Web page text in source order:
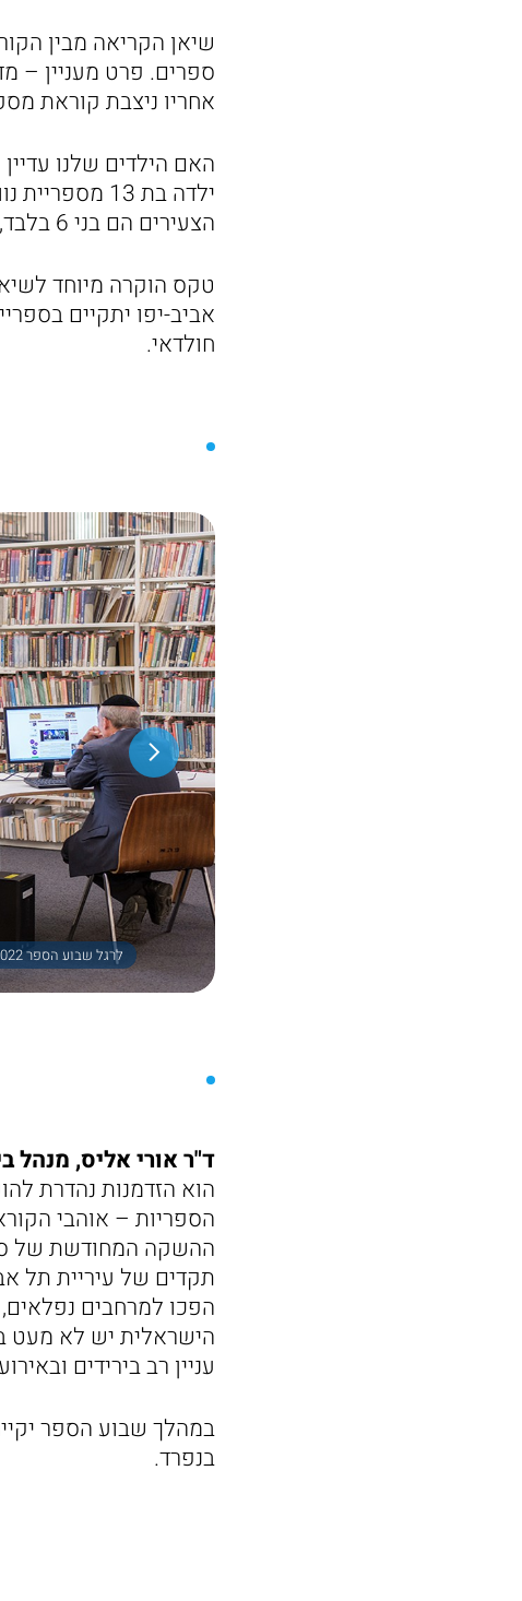
ספרים. פרט מעניין –
אחריו ניצבת קוראת
האם הילדים שלנו
הצעירים הם בני 6 בלבד, ששאלו מעל 150 ספרים כל אחד.
טקס הוקרה מיוחד
חולדאי.
לרגל שבוע הספר 2022 - ספריות תל אביב-יפו חושפות את הספרים והטרנדים הפופולאריים ביותר ! צילום - מאיר שפירא
ד"ר אורי אליס, מנהל
הוא הזדמנות נהדרת
ההשקה המחודשת של
הפכו למרחבים
הישראלית יש לא מעט
עניין רב בירידים
במהלך שבוע הספר
בנפרד.